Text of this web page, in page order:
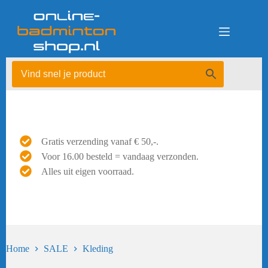
Gratis verzending vanaf € 50,-.
Voor 16.00 besteld = vandaag verzonden.
Alles uit eigen voorraad.
Home SALE Kleding